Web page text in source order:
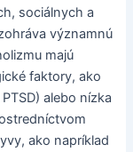
sociálnych a
významnú
majú
faktory, ako
alebo nízka
ako napríklad